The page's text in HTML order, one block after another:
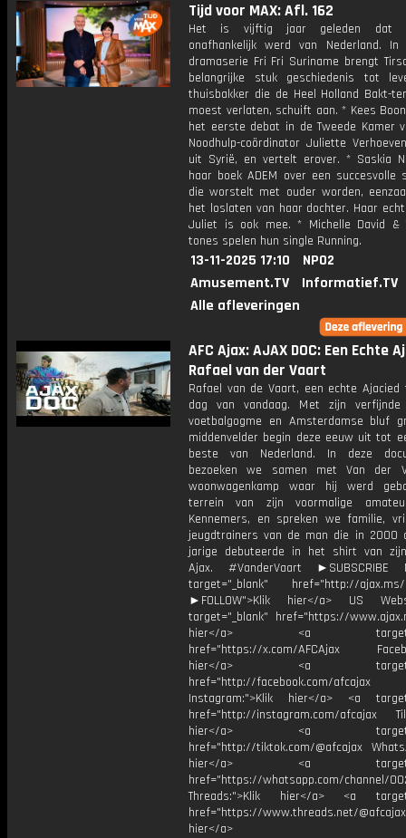
Tijd voor MAX: Afl. 162
Het is vijftig jaar geleden dat
onafhankelijk werd van Nederland. In
dramaserie Fri Fri Suriname brengt
belangrijke stuk geschiedenis tot
thuisbakker die de Heel Holland Bakt-
moest verlaten, schuift aan. * Kees
het eerste debat in de Tweede Kamer
Noodhulp-coördinator Juliette
uit Syrië, en vertelt erover. * Saskia
haar boek ADEM over een succesvolle
die worstelt met ouder worden,
het loslaten van haar dochter. Haar
Juliet is ook mee. * Michelle David &
tones spelen hun single Running.
13-11-2025 17:10
NPO2
Amusement.TV
Informatief.TV
Alle afleveringen
AFC Ajax: AJAX DOC: Een Echte
Rafael van der Vaart
Rafael van de Vaart, een echte
dag van vandaag. Met zijn verfijnde
voetbalgogme en Amsterdamse bluf
middenvelder begin deze eeuw uit tot
beste van Nederland. In deze
bezoeken we samen met Van der
woonwagenkamp waar hij werd
terrein van zijn voormalige
Kennemers, en spreken we familie,
jeugdtrainers van de man die in 2000
jarige debuteerde in het shirt van
Ajax. #VanderVaart ►SUBSCRIBE
target="_blank" href="http://ajax.ms/
►FOLLOW">Klik hier</a> US
target="_blank" href="https://
hier</a> <a
href="https://x.com/AFCAjax
hier</a> <a
href="http://facebook.com/afcajax
Instagram:">Klik hier</a> <a
href="http://instagram.com/afcajax
hier</a> <a
href="http://tiktok.com/@afcajax
hier</a> <a
href="https://whatsapp.com/channel/
Threads:">Klik hier</a> <a
href="https://www.threads.net/
hier</a>